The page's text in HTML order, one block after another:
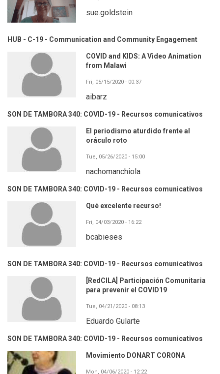
sue.goldstein
HUB - C-19 - Communication and Community Engagement
COVID and KIDS: A Video Animation
from Malawi
Fri, 05/15/2020 - 00:37
aibarz
SON DE TAMBORA 340: COVID-19 - Recursos comunicativos
El periodismo aturdido frente al
oráculo roto
Tue, 05/26/2020 - 15:00
nachomanchiola
SON DE TAMBORA 340: COVID-19 - Recursos comunicativos
Qué excelente recurso!
Fri, 04/03/2020 - 16:22
bcabieses
SON DE TAMBORA 340: COVID-19 - Recursos comunicativos
[RedCILA] Participación Comunitaria
para prevenir el COVID19
Tue, 04/21/2020 - 08:13
Eduardo Gularte
SON DE TAMBORA 340: COVID-19 - Recursos comunicativos
Movimiento DONART CORONA
Mon, 04/06/2020 - 12:22